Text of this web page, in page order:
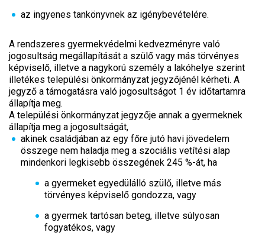
az ingyenes tankönyvnek az igénybevételére.
A rendszeres gyermekvédelmi kedvezményre való
jogosultság megállapítását a szülő vagy más törvényes
képviselő, illetve a nagykorú személy a lakóhelye szerint
illetékes települési önkormányzat jegyzőjénél kérheti. A
jegyző a támogatásra való jogosultságot 1 év időtartamra
állapítja meg.
A települési önkormányzat jegyzője annak a gyermeknek
állapítja meg a jogosultságát,
akinek családjában az egy főre jutó havi jövedelem
összege nem haladja meg a szociális vetítési alap
mindenkori legkisebb összegének 245 %-át, ha
a gyermeket egyedülálló szülő, illetve más
törvényes képviselő gondozza, vagy
a gyermek tartósan beteg, illetve súlyosan
fogyatékos, vagy